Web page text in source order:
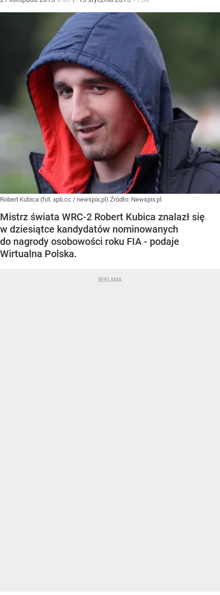
Robert Kubica (fot. xpb.cc / newspix.pl) Źródło: Newspix.pl
Mistrz świata WRC-2 Robert Kubica znalazł się
w dziesiątce kandydatów nominowanych
do nagrody osobowości roku FIA - podaje
Wirtualna Polska.